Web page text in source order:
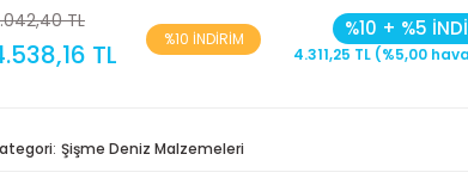
TL
TL %10 İNDİRİM %10 + %5
4.311,25 TL (%5,00
Şişme Deniz Malzemeleri